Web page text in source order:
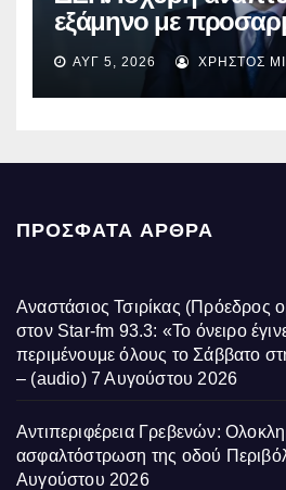
εξάμηνο με
EBITDA στα €1,2
ΑΥΓ 5, 2026 ΧΡΉΣΤΟΣ
ΠΡΌΣΦΑΤΑ ΆΡΘΡΑ
Αναστάσιος Τσιρίκας
στον Star-fm 93.3: «Το όνειρο
περιμένουμε όλους το Σάββατο
– (audio) 7 Αυγούστου 2026
Αντιπεριφέρεια Γρεβενών:
ασφαλτόστρωση της οδού
Αυγούστου 2026